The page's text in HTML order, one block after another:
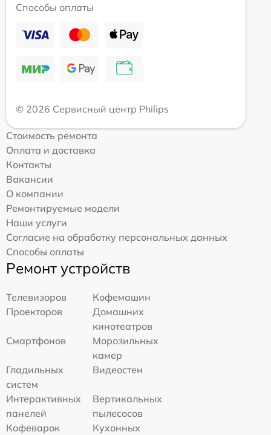
Способы оплаты
© 2026 Сервисный центр Philips
Стоимость ремонта
Оплата и доставка
Контакты
Вакансии
О компании
Ремонтируемые модели
Наши услуги
Согласие на обработку персональных данных
Способы оплаты
Ремонт устройств
Телевизоров
Кофемашин
Проекторов
Домашних
кинотеатров
Смартфонов
Морозильных
камер
Гладильных
систем
Видеостен
Интерактивных
панелей
Вертикальных
пылесосов
Кофеварок
Кухонных